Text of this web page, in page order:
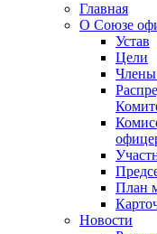
Главная
О Союзе
Устав
Цели
Члены
План
Новости